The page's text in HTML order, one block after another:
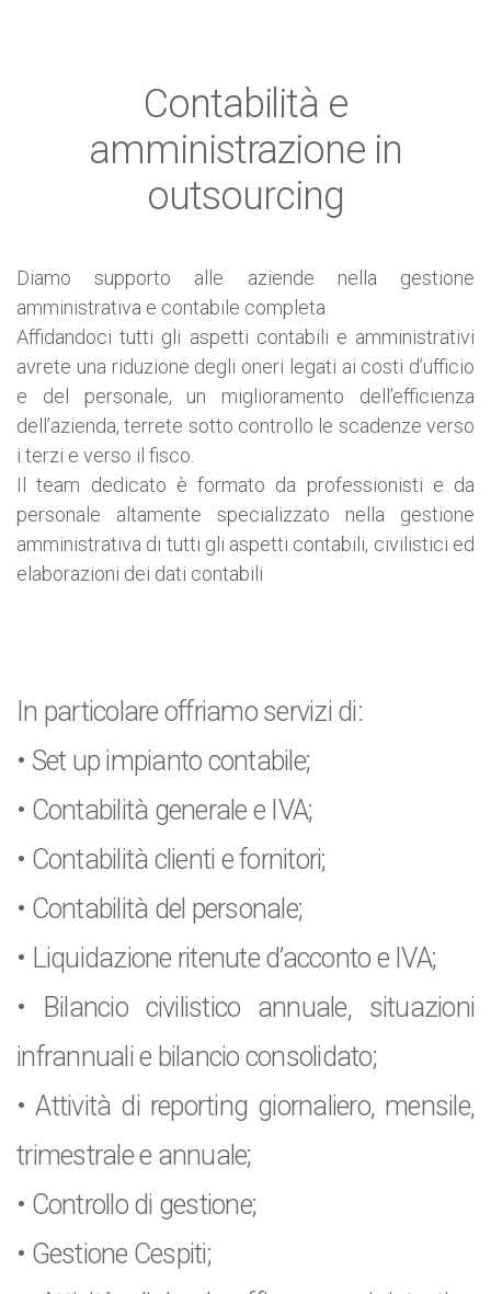
Contabilità e
amministrazione in
outsourcing
Diamo supporto alle aziende nella gestione
amministrativa e contabile completa.
Affidandoci tutti gli aspetti contabili e amministrativi
avrete una riduzione degli oneri legati ai costi d’ufficio
e del personale, un miglioramento dell’efficienza
dell’azienda, terrete sotto controllo le scadenze verso
i terzi e verso il fisco.
Il team dedicato è formato da professionisti e da
personale altamente specializzato nella gestione
amministrativa di tutti gli aspetti contabili, civilistici ed
elaborazioni dei dati contabili
In particolare offriamo servizi di:
• Set up impianto contabile;
• Contabilità generale e IVA;
• Contabilità clienti e fornitori;
• Contabilità del personale;
• Liquidazione ritenute d’acconto e IVA;
• Bilancio civilistico annuale, situazioni
infrannuali e bilancio consolidato;
• Attività di reporting giornaliero, mensile,
trimestrale e annuale;
• Controllo di gestione;
• Gestione Cespiti;